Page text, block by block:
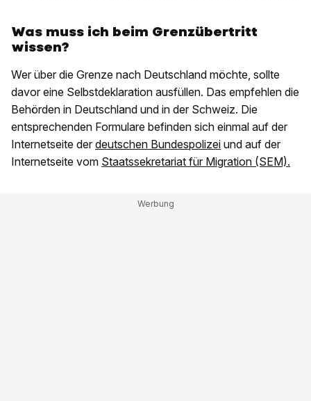
Was muss ich beim Grenzübertritt
wissen?
Wer über die Grenze nach Deutschland möchte, sollte
davor eine Selbstdeklaration ausfüllen. Das empfehlen die
Behörden in Deutschland und in der Schweiz. Die
entsprechenden Formulare befinden sich einmal auf der
Internetseite der deutschen Bundespolizei und auf der
Internetseite vom Staatssekretariat für Migration (SEM).